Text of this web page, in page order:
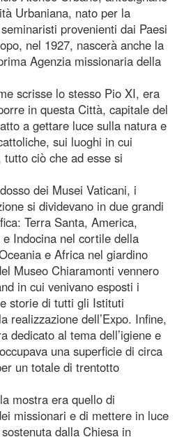
Urbaniana, nato per la
provenienti dai Paesi
nel 1927, nascerà anche la
Agenzia missionaria della
scrisse lo stesso Pio XI, era
in questa Città, capitale del
a gettare luce sulla natura e
sui luoghi in cui
ciò che ad esse si
dei Musei Vaticani, i
si dividevano in due grandi
Terra Santa, America,
e Indocina nel cortile della
e Africa nel giardino
Museo Chiaramonti vennero
in cui venivano esposti i
storie di tutti gli Istituti
realizzazione dell’Expo. Infine,
dedicato al tema dell’igiene e
una superficie di circa
un totale di trentotto
mostra era quello di
missionari e di mettere in luce
dalla Chiesa in